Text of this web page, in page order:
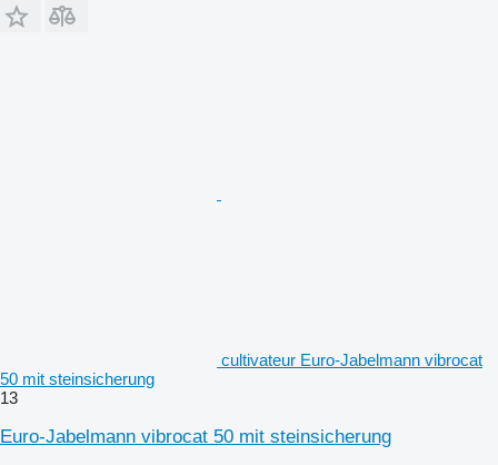
cultivateur Euro-Jabelmann vibrocat
50 mit steinsicherung
13
Euro-Jabelmann vibrocat 50 mit steinsicherung